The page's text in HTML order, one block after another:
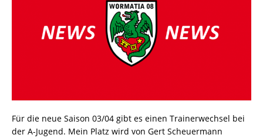
Für die neue Saison 03/04 gibt es einen Trainerwechsel bei
der A-Jugend. Mein Platz wird von Gert Scheuermann